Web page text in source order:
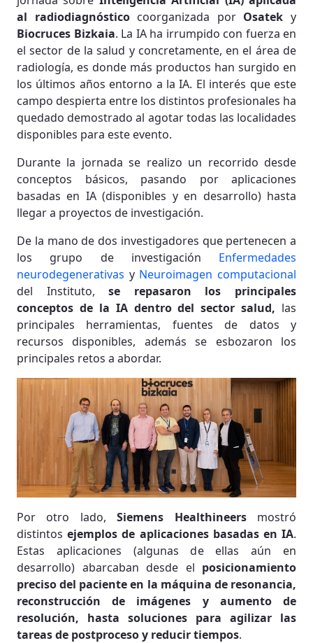
al radiodiagnósticocoorganizada por Osatek y
Biocruces Bizkaia. La IA ha irrumpido con fuerza en
el sector de la salud y concretamente, en el área de
radiología, es donde más productos han surgido en
los últimos años entorno a la IA. El interés que este
campo despierta entre los distintos profesionales ha
quedado demostrado al agotar todas las localidades
disponibles para este evento.
Durante la jornada se realizo un recorrido desde
conceptos básicos, pasando por aplicaciones
basadas en IA (disponibles y en desarrollo) hasta
llegar a proyectos de investigación.
De la mano de dos investigadores que pertenecen a
los grupo de investigación Enfermedades
neurodegenerativas y Neuroimagen computacional
del Instituto,se repasaron los principales
conceptos de la IA dentro del sector salud, las
principales herramientas, fuentes de datos y
recursos disponibles, además se esbozaron los
principales retos a abordar.
Por otro lado,Siemens Healthineersmostró
distintosejemplos de aplicaciones basadas en IA.
Estas aplicaciones (algunas de ellas aún en
desarrollo) abarcaban desde el posicionamiento
preciso del paciente en la máquina de resonancia,
reconstrucción de imágenes y aumento de
resolución, hasta soluciones para agilizar las
tareas de postproceso y reducir tiempos.